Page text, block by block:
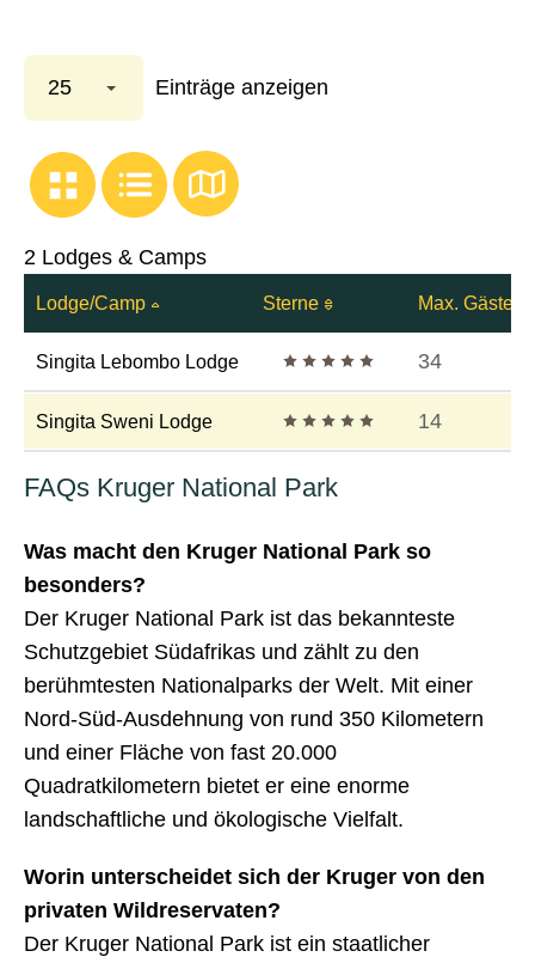
25 Einträge anzeigen
2 Lodges & Camps
Lodge/Camp Sterne Max.
Singita Lebombo Lodge 5 Sterne 34
Singita Sweni Lodge 5 Sterne 14
FAQs Kruger National Park
Was macht den Kruger National Park so
besonders?
Der Kruger National Park ist das bekannteste
Schutzgebiet Südafrikas und zählt zu den
berühmtesten Nationalparks der Welt. Mit einer
Nord-Süd-Ausdehnung von rund 350 Kilometern
und einer Fläche von fast 20.000
Quadratkilometern bietet er eine enorme
landschaftliche und ökologische Vielfalt.
Worin unterscheidet sich der Kruger von den
privaten Wildreservaten?
Der Kruger National Park ist ein staatlicher